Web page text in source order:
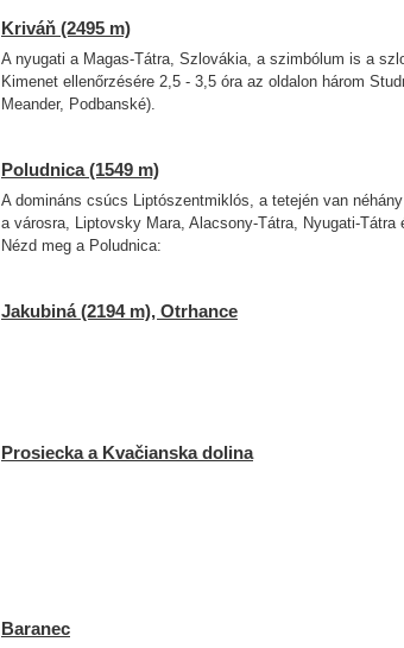
Kriváň (2495 m)
A nyugati a Magas-Tátra, Szlovákia, a szimbólum is a
Kimenet ellenőrzésére 2,5 - 3,5 óra az oldalon három
Meander, Podbanské).
Poludnica (1549 m)
A domináns csúcs Liptószentmiklós, a tetején van
a városra, Liptovsky Mara, Alacsony-Tátra, Nyugati-Tátra
Nézd meg a Poludnica:
Jakubiná (2194 m), Otrhance
Prosiecka a Kvačianska dolina
Baranec